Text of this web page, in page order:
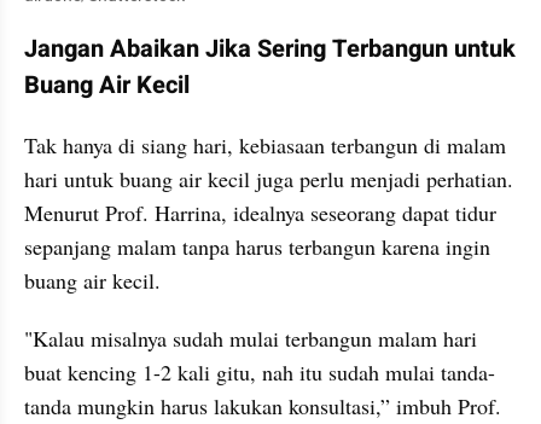
Jangan Abaikan Jika Sering Terbangun untuk
Buang Air Kecil
Tak hanya di siang hari, kebiasaan terbangun di malam
hari untuk buang air kecil juga perlu menjadi perhatian.
Menurut Prof. Harrina, idealnya seseorang dapat tidur
sepanjang malam tanpa harus terbangun karena ingin
buang air kecil.
"Kalau misalnya sudah mulai terbangun malam hari
buat kencing 1-2 kali gitu, nah itu sudah mulai tanda-
tanda mungkin harus lakukan konsultasi,” imbuh Prof.